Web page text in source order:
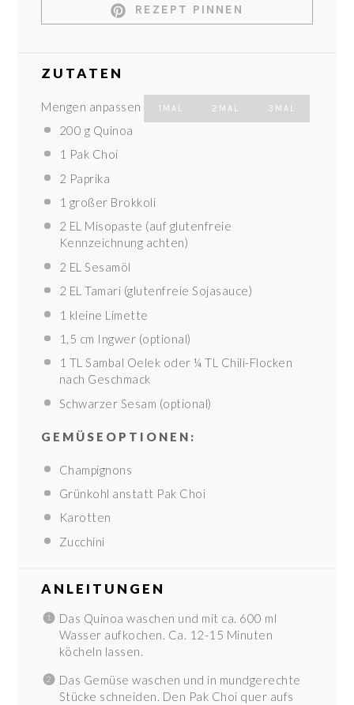
REZEPT PINNEN
ZUTATEN
Mengen anpassen 1MAL 2MAL 3MAL
200 g Quinoa
1 Pak Choi
2 Paprika
1 großer Brokkoli
2 EL Misopaste (auf glutenfreie
Kennzeichnung achten)
2 EL Sesamöl
2 EL Tamari (glutenfreie Sojasauce)
1 kleine Limette
1 ,5 cm Ingwer (optional)
1 TL Sambal Oelek oder ¼ TL Chili-Flocken
nach Geschmack
Schwarzer Sesam (optional)
GEMÜSEOPTIONEN:
Champignons
Grünkohl anstatt Pak Choi
Karotten
Zucchini
ANLEITUNGEN
Das Quinoa waschen und mit ca. 600 ml
Wasser aufkochen. Ca. 12-15 Minuten
köcheln lassen.
Das Gemüse waschen und in mundgerechte
Stücke schneiden. Den Pak Choi quer aufs